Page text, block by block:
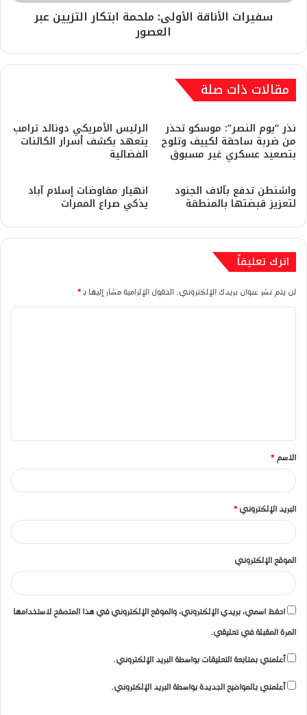
​سفيرات الأناقة الأولى: ملحمة ابتكار التزيين عبر
العصور
مقالات ذات صلة
نذر “يوم النصر”: موسكو تحذر
من ضربة ساحقة لكييف وتلوح
بتصعيد عسكري غير مسبوق
الرئيس الأمريكي دونالد ترامب
يتعهد بكشف أسرار الكائنات
الفضائية
​واشنطن تدفع بآلاف الجنود
لتعزيز قبضتها بالمنطقة
انهيار مفاوضات إسلام آباد
يذكي صراع الممرات
اترك تعليقاً
لن يتم نشر عنوان بريدك الإلكتروني. الحقول الإلزامية مشار إليها بـ*
ق
*
الاسم *
البريد الإلكتروني *
الموقع الإلكتروني
احفظ اسمي، بريدي الإلكتروني، والموقع الإلكتروني في هذا المتصفح لاستخدامها
المرة المقبلة في تعليقي.
أعلمني بمتابعة التعليقات بواسطة البريد الإلكتروني.
أعلمني بالمواضيع الجديدة بواسطة البريد الإلكتروني.